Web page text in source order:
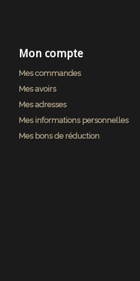
Mon compte
Mes commandes
Mes avoirs
Mes adresses
Mes informations personnelles
Mes bons de réduction